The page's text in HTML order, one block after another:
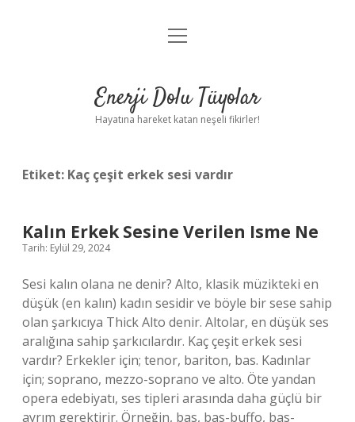
Anasayfa
Yasal Uyarı
menüyü
Enerji Dolu Tüyolar
Hayatına hareket katan neşeli fikirler!
Etiket: Kaç çeşit erkek sesi vardır
Kalın Erkek Sesine Verilen Isme Ne
Tarih: Eylül 29, 2024
Sesi kalın olana ne denir? Alto, klasik müzikteki en
düşük (en kalın) kadın sesidir ve böyle bir sese sahip
olan şarkıcıya Thick Alto denir. Altolar, en düşük ses
aralığına sahip şarkıcılardır. Kaç çeşit erkek sesi
vardır? Erkekler için; tenor, bariton, bas. Kadınlar
için; soprano, mezzo-soprano ve alto. Öte yandan
opera edebiyatı, ses tipleri arasında daha güçlü bir
ayrım gerektirir. Örneğin, bas, bas-buffo, bas-